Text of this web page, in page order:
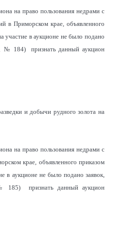
на право пользования недрами с
в Приморском крае, объявленного
участие в аукционе не было подано
№ 184) признать данный аукцион
и добычи рудного золота на
на право пользования недрами с
крае, объявленного приказом
аукционе не было подано заявок,
185) признать данный аукцион